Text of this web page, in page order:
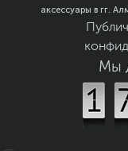
аксессуары в гг.
Мы